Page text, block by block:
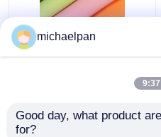
নরম সিলিকন চামড়া ফ্যাব্রিক
দ্রাবক মুক্ত স্ক্র্যাচ প্রতিরোধী
michaelpan
9:37
Good day, what product
for?